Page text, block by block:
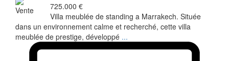
Vente
725.000 €
Villa meublée de standing a Marrakech. Située
dans un environnement calme et recherché, cette villa
meublée de prestige, développé ...